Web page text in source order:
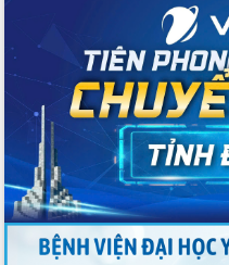
Phó Thủ tướng Chính phủ Mai Văn
Chính chia sẻ, động viên người dân
chịu ảnh hưởng nặng từ bão số 13
Chủ tịch UBND tỉnh kiểm tra công tác
phòng, chống bão số 13 tại các địa
bàn xung yếu
Tập trung đẩy nhanh giải ngân nguồn
vốn các chương trình mục tiêu quốc
gia
Xã Ea H'leo giữ vững và nâng cao chất
lượng các tiêu chí nông thôn mới